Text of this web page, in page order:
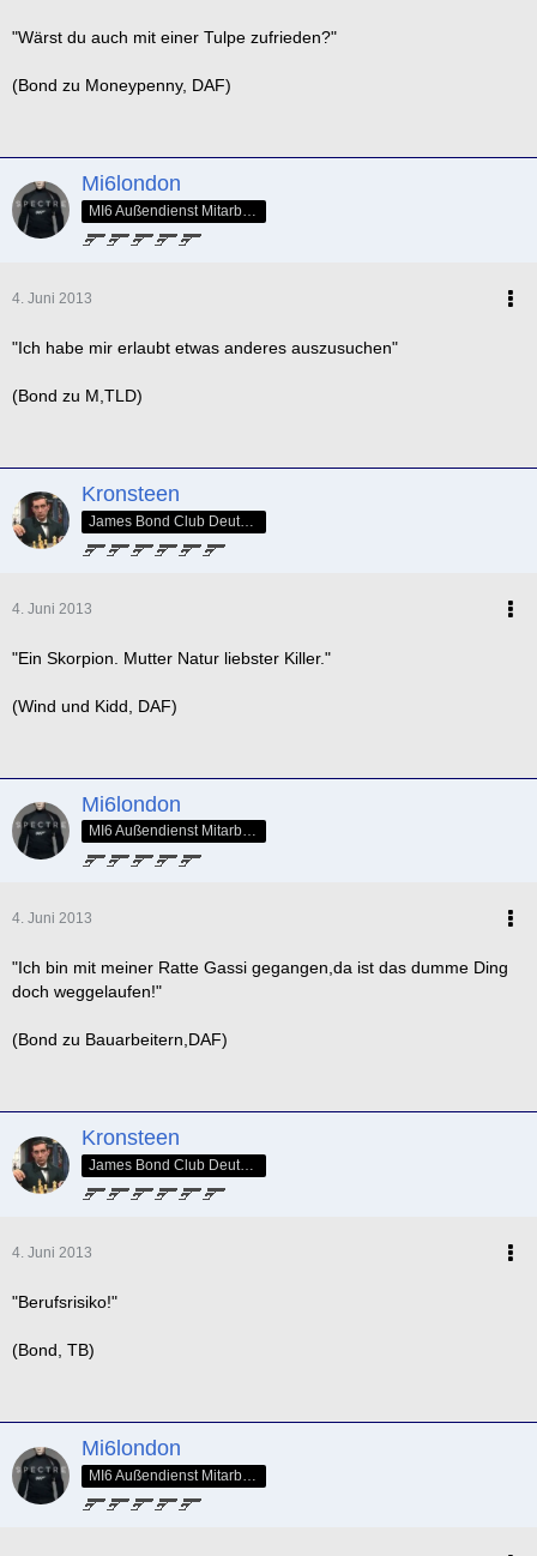
"Wärst du auch mit einer Tulpe zufrieden?"
(Bond zu Moneypenny, DAF)
Mi6london
4. Juni 2013
"Ich habe mir erlaubt etwas anderes auszusuchen"
(Bond zu M,TLD)
Kronsteen
4. Juni 2013
"Ein Skorpion. Mutter Natur liebster Killer."
(Wind und Kidd, DAF)
Mi6london
MI6 Außendienst Mitarbeiter
4. Juni 2013
"Ich bin mit meiner Ratte Gassi gegangen,da ist das dumme Ding
doch weggelaufen!"
(Bond zu Bauarbeitern,DAF)
Kronsteen
James Bond Club Deutschland - SPECTRE Nr. 005
4. Juni 2013
"Berufsrisiko!"
(Bond, TB)
Mi6london
MI6 Außendienst Mitarbeiter